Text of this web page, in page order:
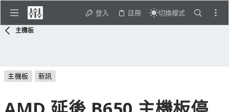
登入 註冊 切換模式
主機板
主機板 新訊